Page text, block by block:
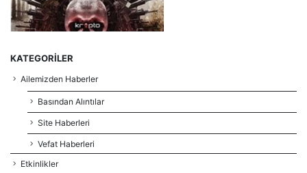
KATEGORILER
Ailemizden Haberler
Basından Alıntılar
Site Haberleri
Vefat Haberleri
Etkinlikler